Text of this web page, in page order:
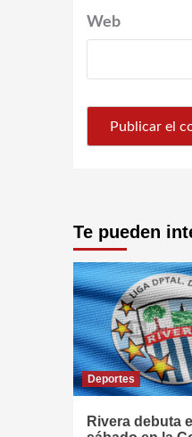
Web
Te pueden
Deportes
Rivera debuta